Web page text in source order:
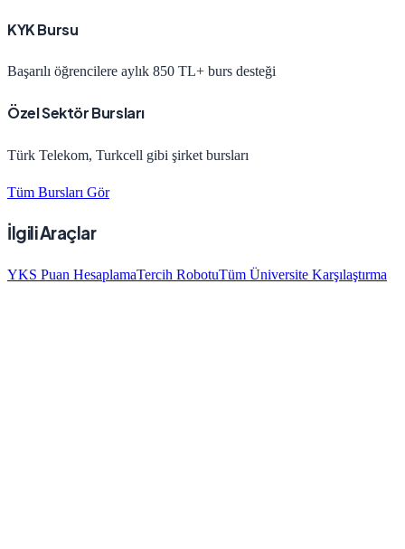
KYK Bursu
Başarılı öğrencilere aylık 850 TL+ burs desteği
Özel Sektör Bursları
Türk Telekom, Turkcell gibi şirket bursları
Tüm Bursları Gör
İlgili Araçlar
YKS Puan HesaplamaTercih RobotuTüm Üniversite Karşılaştırma